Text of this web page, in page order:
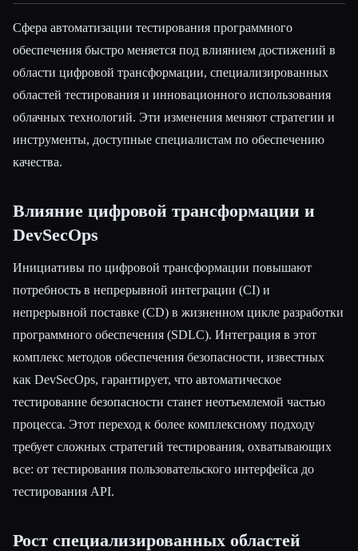
Сфера автоматизации тестирования программного
обеспечения быстро меняется под влиянием достижений в
области цифровой трансформации, специализированных
областей тестирования и инновационного использования
облачных технологий. Эти изменения меняют стратегии и
инструменты, доступные специалистам по обеспечению
качества.
Влияние цифровой трансформации и
DevSecOps
Инициативы по цифровой трансформации повышают
потребность в непрерывной интеграции (CI) и
непрерывной поставке (CD) в жизненном цикле разработки
программного обеспечения (SDLC). Интеграция в этот
комплекс методов обеспечения безопасности, известных
как DevSecOps, гарантирует, что автоматическое
тестирование безопасности станет неотъемлемой частью
процесса. Этот переход к более комплексному подходу
требует сложных стратегий тестирования, охватывающих
все: от тестирования пользовательского интерфейса до
тестирования API.
Рост специализированных областей